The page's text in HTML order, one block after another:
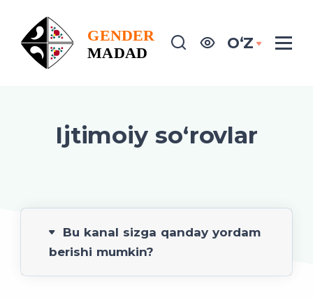
OʻZ
Ijtimoiy so‘rovlar
Bu kanal sizga qanday yordam
berishi mumkin?